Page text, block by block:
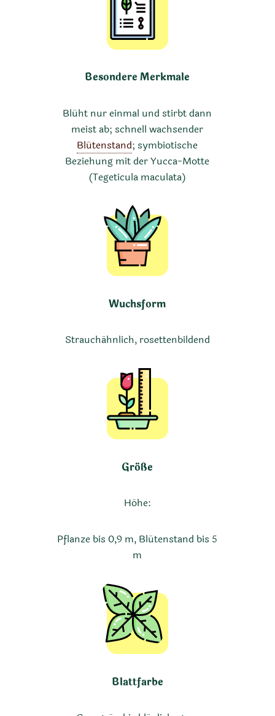
Besondere Merkmale
Blüht nur einmal und stirbt dann
meist ab; schnell wachsender
Blütenstand; symbiotische
Beziehung mit der Yucca-Motte
(Tegeticula maculata)
Wuchsform
Strauchähnlich, rosettenbildend
Größe
Höhe:
Pflanze bis 0,9 m, Blütenstand bis 5
m
Blattfarbe